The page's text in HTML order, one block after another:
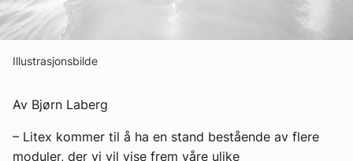
Illustrasjonsbilde
Av Bjørn Laberg
– Litex kommer til å ha en stand bestående av flere
moduler, der vi vil vise frem våre ulike